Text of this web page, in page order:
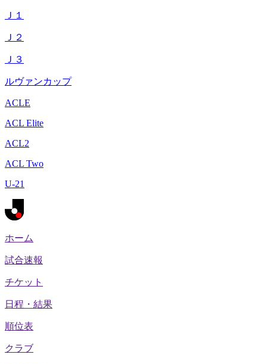
Ｊ１
Ｊ２
Ｊ３
ルヴァンカップ
ACLE
ACL Elite
ACL2
ACL Two
U-21
ホーム
試合速報
チケット
日程・結果
順位表
クラブ